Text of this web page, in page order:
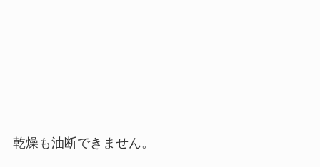
乾燥も油断できません。